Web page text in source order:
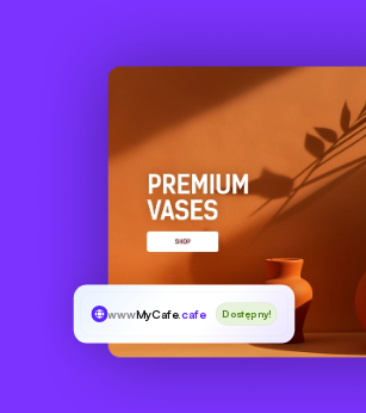
wwwMyCafe.cafe Dostępny!